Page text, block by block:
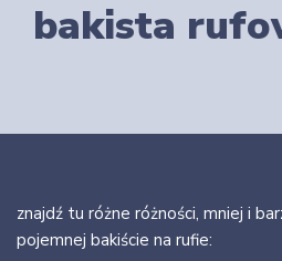
bakista
znajdź tu różne różności, mniej i
pojemnej bakiście na rufie: